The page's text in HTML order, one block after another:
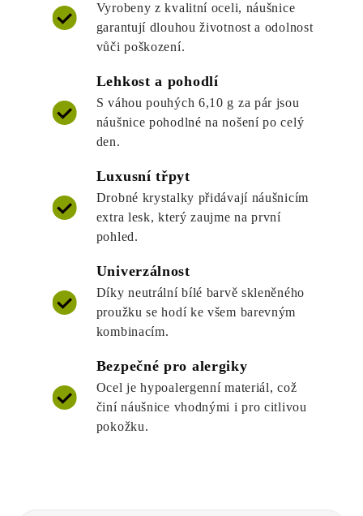
Vyrobeny z kvalitní oceli, náušnice
garantují dlouhou životnost a odolnost
vůči poškození.
Lehkost a pohodlí
S váhou pouhých 6,10 g za pár jsou
náušnice pohodlné na nošení po celý
den.
Luxusní třpyt
Drobné krystalky přidávají náušnicím
extra lesk, který zaujme na první
pohled.
Univerzálnost
Díky neutrální bílé barvě skleněného
proužku se hodí ke všem barevným
kombinacím.
Bezpečné pro alergiky
Ocel je hypoalergenní materiál, což
činí náušnice vhodnými i pro citlivou
pokožku.